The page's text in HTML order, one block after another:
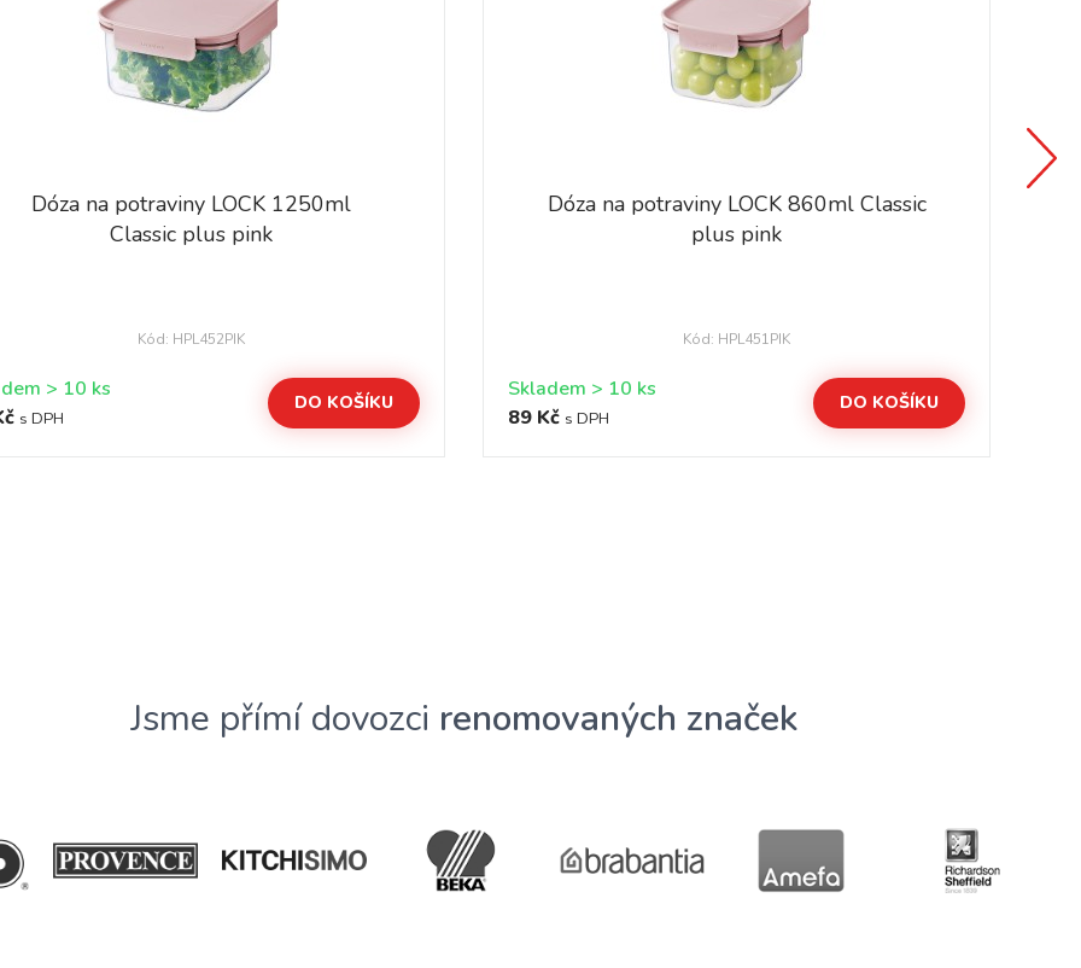
Dóza na potraviny LOCK 1250ml
Classic plus pink
Kód: HPL452PIK
Skladem > 10 ks
s DPH
DO KOŠÍKU
Dóza na potraviny LOCK 860ml Classic
plus pink
Kód: HPL451PIK
Skladem > 10 ks
89 Kč s DPH
DO KOŠÍKU
Jsme přímí dovozci renomovaných značek